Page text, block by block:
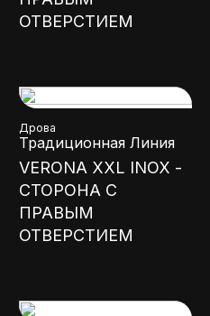
ОТВЕРСТИЕМ
Дрова
Традиционная Линия
VERONA XXL INOX -
СТОРОНА С
ПРАВЫМ
ОТВЕРСТИЕМ